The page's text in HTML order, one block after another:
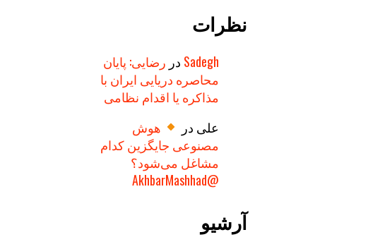
نظرات
Sadegh در رضایی: پایان
محاصره دریایی ایران با
مذاکره یا اقدام نظامی
علی در
هوش
مصنوعی جایگزین کدام
مشاغل می‌شود؟
@AkhbarMashhad
آرشیو